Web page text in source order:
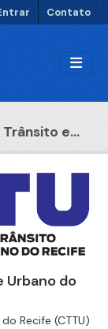
Contato
e...
Urbano do
Recife (CTTU)